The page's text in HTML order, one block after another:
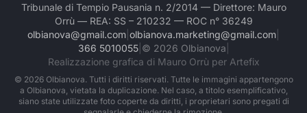
Tribunale di Tempio Pausania n. 2/2014 — Direttore: Mauro
Orrù — REA: SS – 210232 — ROC n° 36249
olbianova@gmail.com olbianova.marketing@gmail.com
366 5010055| © 2026 Olbianova
Realizzazione grafica di Mauro Orrù per Artefix
© 2026Olbianova. Tutti i diritti riservati. Tutte le immagini appartengono
a Olbianova, vietata la duplicazione. Nel caso, a titolo esemplificativo,
siano state utilizzate foto coperte da diritti, i proprietari sono pregati di